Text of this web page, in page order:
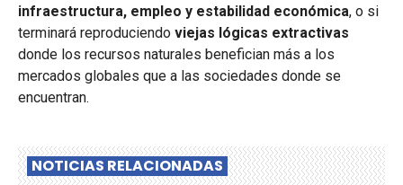
infraestructura, empleo y estabilidad económica, o si
terminará reproduciendo viejas lógicas extractivas
donde los recursos naturales benefician más a los
mercados globales que a las sociedades donde se
encuentran.
NOTICIAS RELACIONADAS